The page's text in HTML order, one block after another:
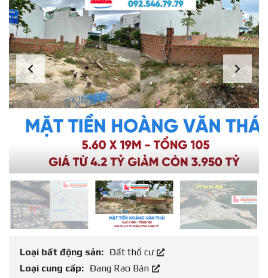
1/3
Loại bất động sản: Đất thổ cư
Loại cung cấp: Đang Rao Bán